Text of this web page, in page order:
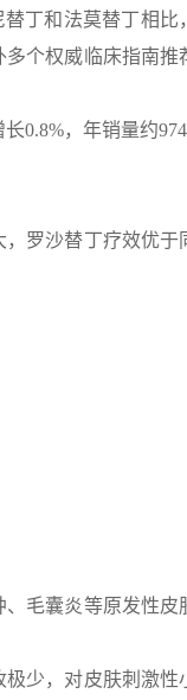
丁和法莫替丁相比
个权威临床指南推
0.8%，年销量约974
罗沙替丁疗效优于
毛囊炎等原发性皮
少，对皮肤刺激性